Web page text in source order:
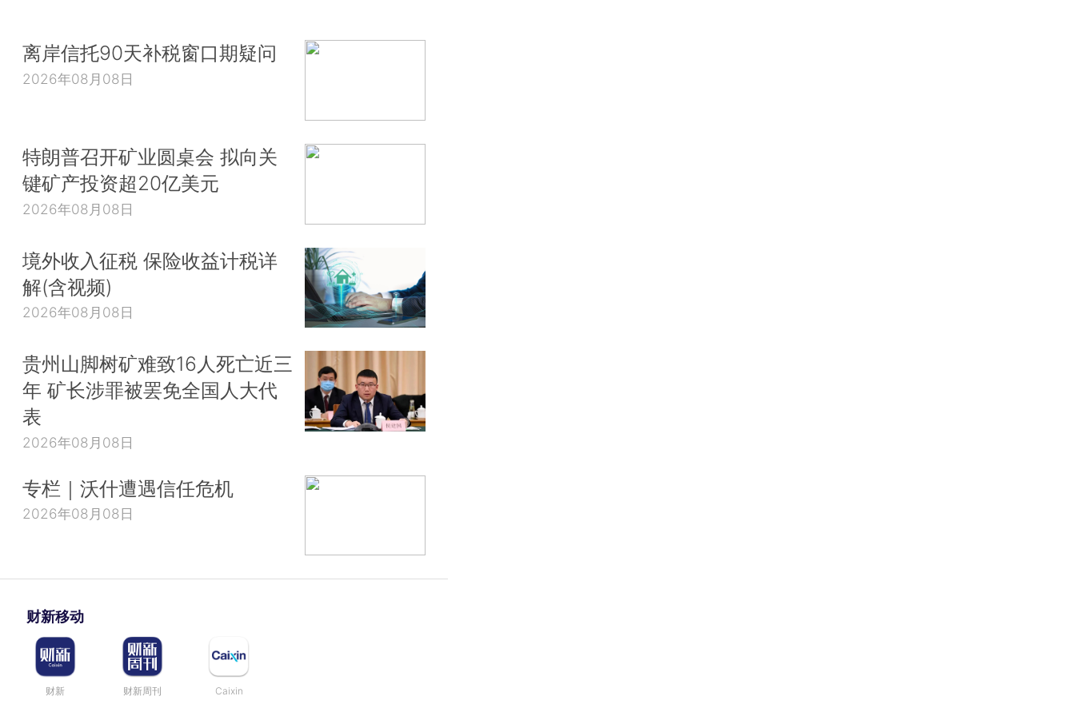
离岸信托90天补税窗口期疑问
2026年08月08日
特朗普召开矿业圆桌会 拟向关
键矿产投资超20亿美元
2026年08月08日
境外收入征税 保险收益计税详
解(含视频)
2026年08月08日
贵州山脚树矿难致16人死亡近三
年 矿长涉罪被罢免全国人大代
表
2026年08月08日
专栏｜沃什遭遇信任危机
2026年08月08日
财新移动
财新 财新周刊 Caixin